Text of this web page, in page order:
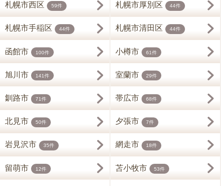
札幌市西区 59件 札幌市厚別区 44件
札幌市手稲区 44件 札幌市清田区 44件
函館市 100件 小樽市 61件
旭川市 141件 室蘭市 29件
釧路市 71件 帯広市 68件
北見市 50件 夕張市 7件
岩見沢市 35件 網走市 18件
留萌市 12件 苫小牧市 53件